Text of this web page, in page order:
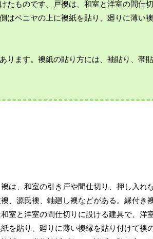
たものです。戸襖は、和室と洋室の間仕
はベニヤの上に襖紙を貼り、廻りに薄い
ます。襖紙の貼り方には、袖貼り、帯貼
襖は、和室の引き戸や間仕切り、押し入れな
、源氏襖、軸廻し襖などがある。縁付き
室と洋室の間仕切りに設ける建具で、洋
を貼り、廻りに薄い襖縁を貼り付けて襖